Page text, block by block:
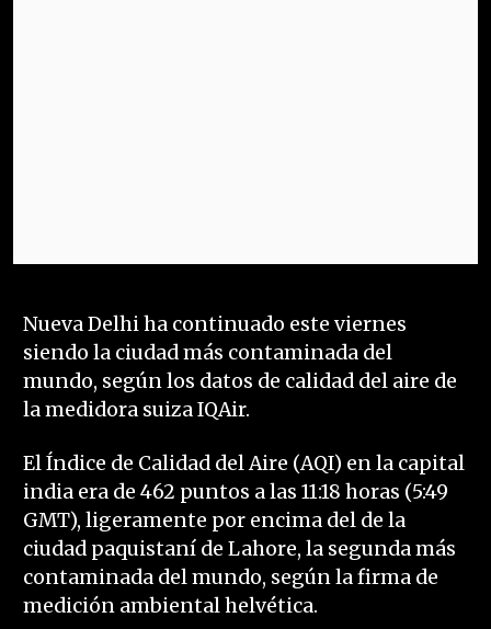
Nueva Delhi ha continuado este viernes
siendo la ciudad más contaminada del
mundo, según los datos de calidad del aire de
la medidora suiza IQAir.
El Índice de Calidad del Aire (AQI) en la capital
india era de 462 puntos a las 11:18 horas (5:49
GMT), ligeramente por encima del de la
ciudad paquistaní de Lahore, la segunda más
contaminada del mundo, según la firma de
medición ambiental helvética.